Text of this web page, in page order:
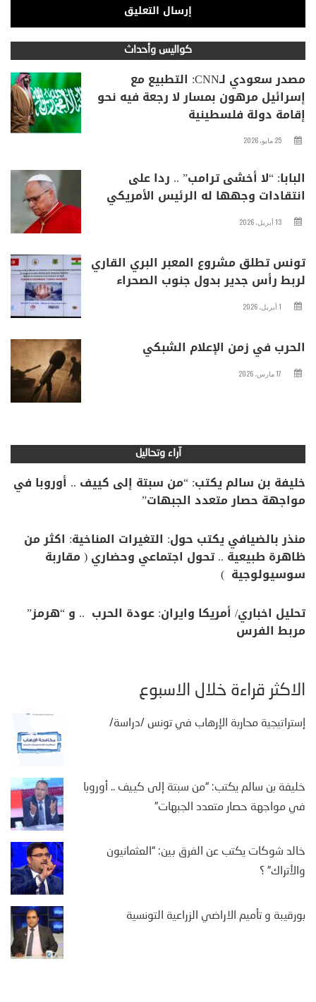
كواليس وأحداث
مصدر سعودي لـCNN: التطبيع مع
إسرائيل مرهون بمسار لا رجعة فيه نحو
إقامة دولة فلسطينية
25 مايو، 2026
البابا: “لا أخشى ترامب” .. ردا على
انتقادات وجهها له الرئيس الأمريكي
13 أبريل، 2026
تونس تطلق مشروع المعبر البري القاري
لربط رأس جدير بدول جنوب الصحراء
1 أبريل، 2026
الحرب في زمن الإعلام الشبكي
17 مارس، 2026
آراء وتحاليل
خليفة بن سالم يكتب: “من سبتة إلى كييف .. أوروبا في
مواجهة حصار متعدد الجبهات”
منذر بالضيافي يكتب حول: التغيرات المناخية: اكثر من
ظاهرة طبيعية .. تحول اجتماعي وحضاري ( مقاربة
سوسيولوجية )
تحليل اخباري/ أمريكا وايران: عودة الحرب .. و “هرمز”
مربط الفرس
الأكثر قراءة خلال الأسبوع
إستراتيجية محاربة الإرهاب في تونس /دراسة/
خليفة بن سالم يكتب: “من سبتة إلى كييف .. أوروبا
في مواجهة حصار متعدد الجبهات”
خالد شوكات يكتب عن الفرق بين: “العثمانيون
والأتراك” ؟
بورقيبة و تأميم الاراضي الزراعية التونسية